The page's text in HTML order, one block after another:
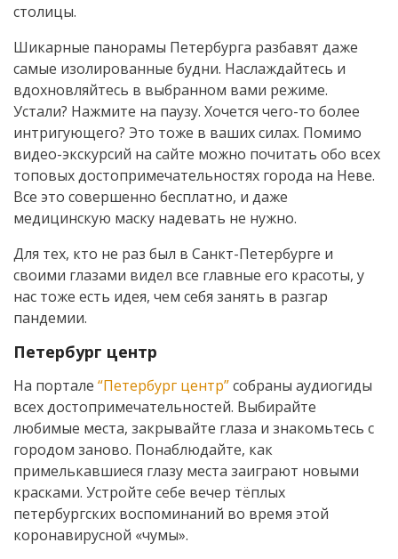
столицы.
Шикарные панорамы Петербурга разбавят даже
самые изолированные будни. Наслаждайтесь и
вдохновляйтесь в выбранном вами режиме.
Устали? Нажмите на паузу. Хочется чего-то более
интригующего? Это тоже в ваших силах. Помимо
видео-экскурсий на сайте можно почитать обо всех
топовых достопримечательностях города на Неве.
Все это совершенно бесплатно, и даже
медицинскую маску надевать не нужно.
Для тех, кто не раз был в Санкт-Петербурге и
своими глазами видел все главные его красоты, у
нас тоже есть идея, чем себя занять в разгар
пандемии.
Петербург центр
На портале “Петербург центр”собраны аудиогиды
всех достопримечательностей. Выбирайте
любимые места, закрывайте глаза и знакомьтесь с
городом заново. Понаблюдайте, как
примелькавшиеся глазу места заиграют новыми
красками. Устройте себе вечер тёплых
петербургских воспоминаний во время этой
коронавирусной «чумы».